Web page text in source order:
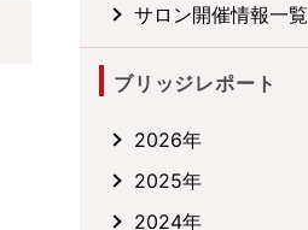
サロン開催情報一覧
ブリッジレポート
2026年
2025年
2024年